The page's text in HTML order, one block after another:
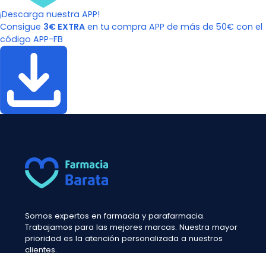
¡Descarga nuestra APP!
Consigue 3€ EXTRA en tu compra APP de más de 50€ con el
código APP-FB
Somos expertos en farmacia y parafarmacia.
Trabajamos para las mejores marcas. Nuestra mayor
prioridad es la atención personalizada a nuestros
clientes.